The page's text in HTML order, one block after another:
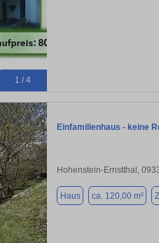
1 / 4
Einfamilienhaus - keine
Hohenstein-Ernstthal,
Haus ca. 120,00 m²